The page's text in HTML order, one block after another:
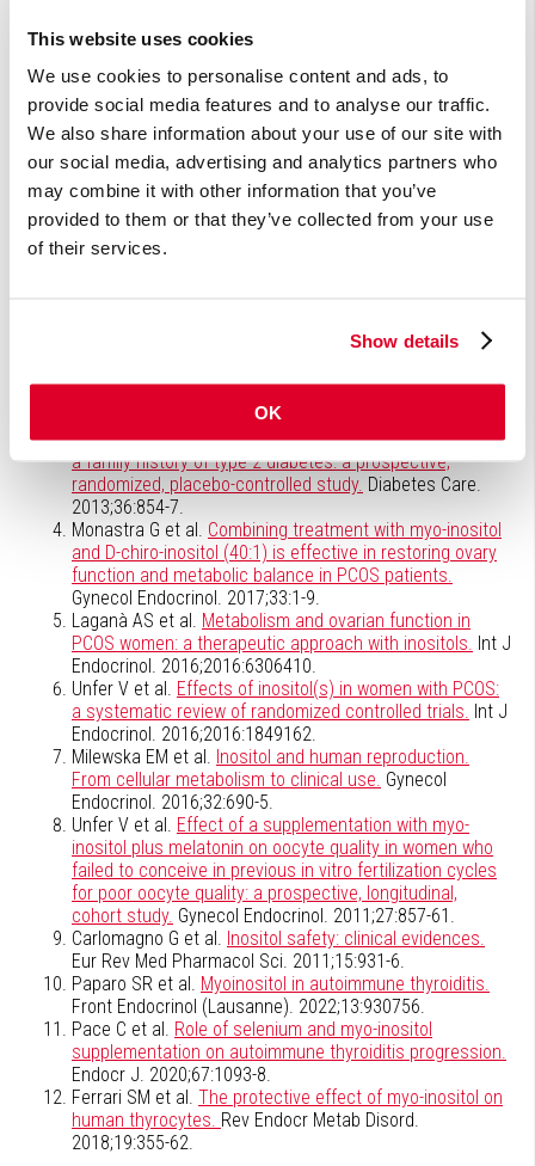
This website uses cookies
We use cookies to personalise content and ads, to
provide social media features and to analyse our traffic.
We also share information about your use of our site with
our social media, advertising and analytics partners who
may combine it with other information that you’ve
provided to them or that they’ve collected from your use
of their services.
Show details
OK
Ivf-behandeling: 4 gram/dag, bij voorkeur in combinatie
met melatonine (3 mg/dag) en een multi met foliumzuur
Veiligheid
Myo-inositol is veilig in de geadviseerde doseringen.
Literatuur
Myoinositol and d-chiro inositol in
myo-Inositol supplementation and onset
of gestational diabetes mellitus in pregnant women with
a family history of type 2 diabetes: a prospective,
randomized, placebo-controlled study. Diabetes Care.
2013;36:854-7.
Monastra G et al. Combining treatment with myo-inositol
and D-chiro-inositol (40:1) is effective in restoring ovary
function and metabolic balance in PCOS patients.
Gynecol Endocrinol. 2017;33:1-9.
Laganà AS et al. Metabolism and ovarian function in
PCOS women: a therapeutic approach with inositols. Int J
Endocrinol. 2016;2016:6306410.
Unfer V et al. Effects of inositol(s) in women with PCOS:
a systematic review of randomized controlled trials. Int J
Endocrinol. 2016;2016:1849162.
Milewska EM et al. Inositol and human reproduction.
From cellular metabolism to clinical use. Gynecol
Endocrinol. 2016;32:690-5.
Unfer V et al. Effect of a supplementation with myo-
inositol plus melatonin on oocyte quality in women who
failed to conceive in previous in vitro fertilization cycles
for poor oocyte quality: a prospective, longitudinal,
cohort study. Gynecol Endocrinol. 2011;27:857-61.
Carlomagno G et al. Inositol safety: clinical evidences.
Eur Rev Med Pharmacol Sci. 2011;15:931-6.
Paparo SR et al. Myoinositol in autoimmune thyroiditis.
Front Endocrinol (Lausanne). 2022;13:930756.
Pace C et al. Role of selenium and myo-inositol
supplementation on autoimmune thyroiditis progression.
Endocr J. 2020;67:1093-8.
Ferrari SM et al. The protective effect of myo-inositol on
human thyrocytes. Rev Endocr Metab Disord.
2018;19:355-62.